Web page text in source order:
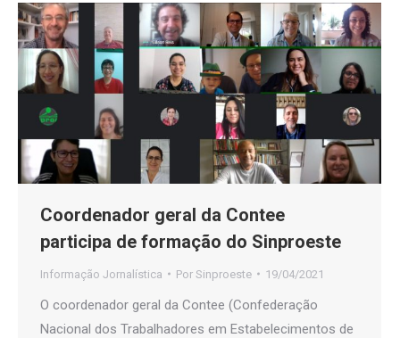
Coordenador geral da Contee
participa de formação do Sinproeste
Informação Jornalística Por Sinproeste 19/04/2021
O coordenador geral da Contee (Confederação
Nacional dos Trabalhadores em Estabelecimentos de